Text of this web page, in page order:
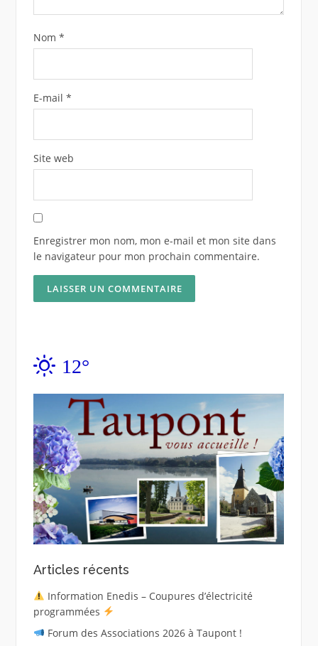
Nom *
E-mail *
Site web
Enregistrer mon nom, mon e-mail et mon site dans
le navigateur pour mon prochain commentaire.
12°
Articles récents
Information Enedis – Coupures d’électricité
programmées
Forum des Associations 2026 à Taupont !